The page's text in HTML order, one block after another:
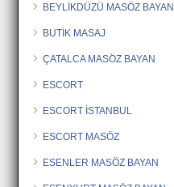
BEYLİKDÜZÜ MASÖZ BAYAN
BUTİK MASAJ
ÇATALCA MASÖZ BAYAN
ESCORT
ESCORT İSTANBUL
ESCORT MASÖZ
ESENLER MASÖZ BAYAN